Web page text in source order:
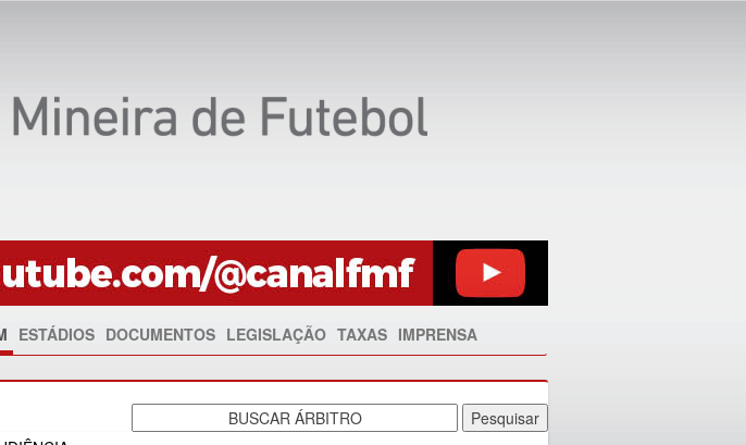
ESTÁDIOS DOCUMENTOS LEGISLAÇÃO TAXAS IMPRENSA